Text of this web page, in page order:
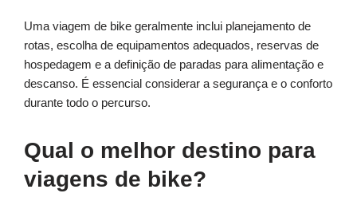
Uma viagem de bike geralmente inclui planejamento de
rotas, escolha de equipamentos adequados, reservas de
hospedagem e a definição de paradas para alimentação e
descanso. É essencial considerar a segurança e o conforto
durante todo o percurso.
Qual o melhor destino para
viagens de bike?